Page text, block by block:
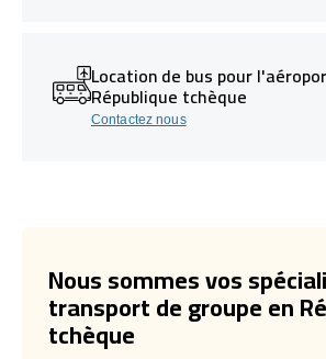
Location de bus pour
République tchèque
Contactez nous
Nous sommes vos
transport de groupe en
tchèque